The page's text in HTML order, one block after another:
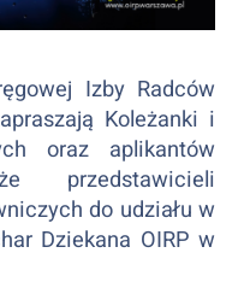
Izby Radców
Koleżanki i
oraz aplikantów
przedstawicieli
do udziału w
Dziekana OIRP w